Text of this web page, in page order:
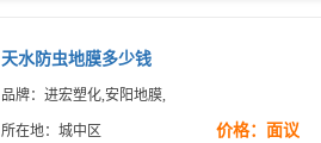
天水防虫地膜多少钱
品牌：进宏塑化,安阳地膜,
所在地：城中区 价格：面议